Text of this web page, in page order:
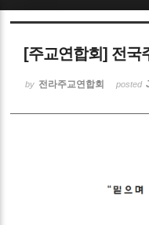
[주교연합회] 전국
by 전라주교연합회 posted